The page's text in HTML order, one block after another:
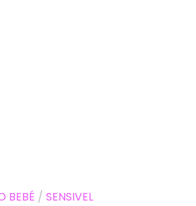
BEBÉ / SENSIVEL